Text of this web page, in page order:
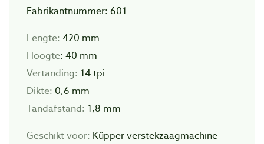
Fabrikantnummer: 601
Lengte: 420 mm
Hoogte: 40 mm
Vertanding: 14 tpi
Dikte: 0,6 mm
Tandafstand: 1,8 mm
Geschikt voor: Küpper verstekzaagmachine